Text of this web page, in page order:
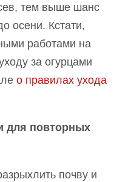
тем выше шанс
осени. Кстати,
работами на
за огурцами
о правилах ухода
для повторных
почву и